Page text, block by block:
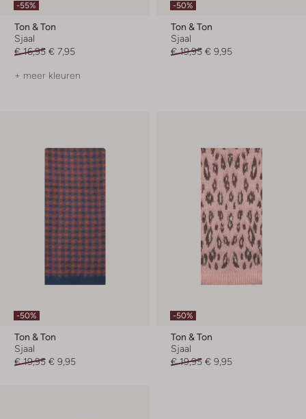
-55%
Ton & Ton
Sjaal
€ 16,95 € 7,95
+ meer kleuren
-50%
Ton & Ton
Sjaal
€ 19,95 € 9,95
-50%
Ton & Ton
Sjaal
€ 19,95 € 9,95
-50%
Ton & Ton
Sjaal
€ 19,95 € 9,95